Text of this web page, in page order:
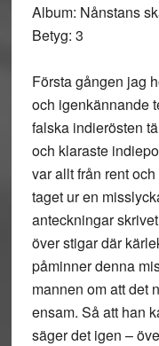
Album: Nånstans
Betyg: 3
Första gången jag
och igenkännande
falska indierösten
och klaraste
var allt från rent
taget ur en
anteckningar
över stigar där
påminner denna
mannen om att det
ensam. Så att han
säger det igen –